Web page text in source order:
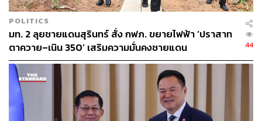
POLITICS
มท. 2 ลุยชายแดนสุรินทร์ สั่ง กฟภ. ขยายไฟฟ้า ‘ปราสาท
ตาควาย–เนิน 350’ เสริมความมั่นคงชายแดน
44